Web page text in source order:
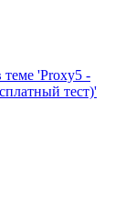
'Proxy5 -
тест)'